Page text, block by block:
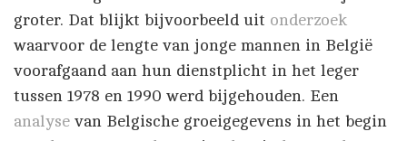
groter. Dat blijkt bijvoorbeeld uit onderzoek
waarvoor de lengte van jonge mannen in België
voorafgaand aan hun dienstplicht in het leger
tussen 1978 en 1990 werd bijgehouden. Een
analyse van Belgische groeigegevens in het begin